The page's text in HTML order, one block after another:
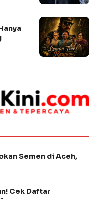
Semen di Aceh,
Cek Daftar